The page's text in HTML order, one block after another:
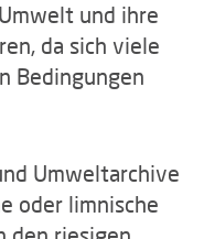
und ihre
da sich viele
Bedingungen
Umweltarchive
oder limnische